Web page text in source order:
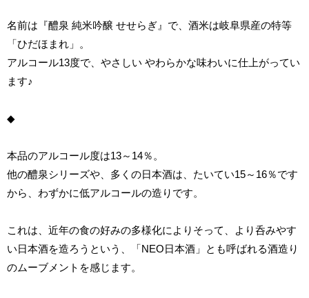
名前は『醴泉 純米吟醸 せせらぎ』で、酒米は岐阜県産の特等
「ひだほまれ」。
アルコール13度で、やさしい やわらかな味わいに仕上がってい
ます♪
◆
本品のアルコール度は13～14％。
他の醴泉シリーズや、多くの日本酒は、たいてい15～16％です
から、わずかに低アルコールの造りです。
これは、近年の食の好みの多様化によりそって、より呑みやす
い日本酒を造ろうという、「NEO日本酒」とも呼ばれる酒造り
のムーブメントを感じます。